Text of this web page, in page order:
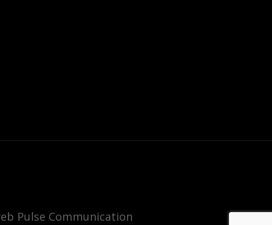
Pulse Communication